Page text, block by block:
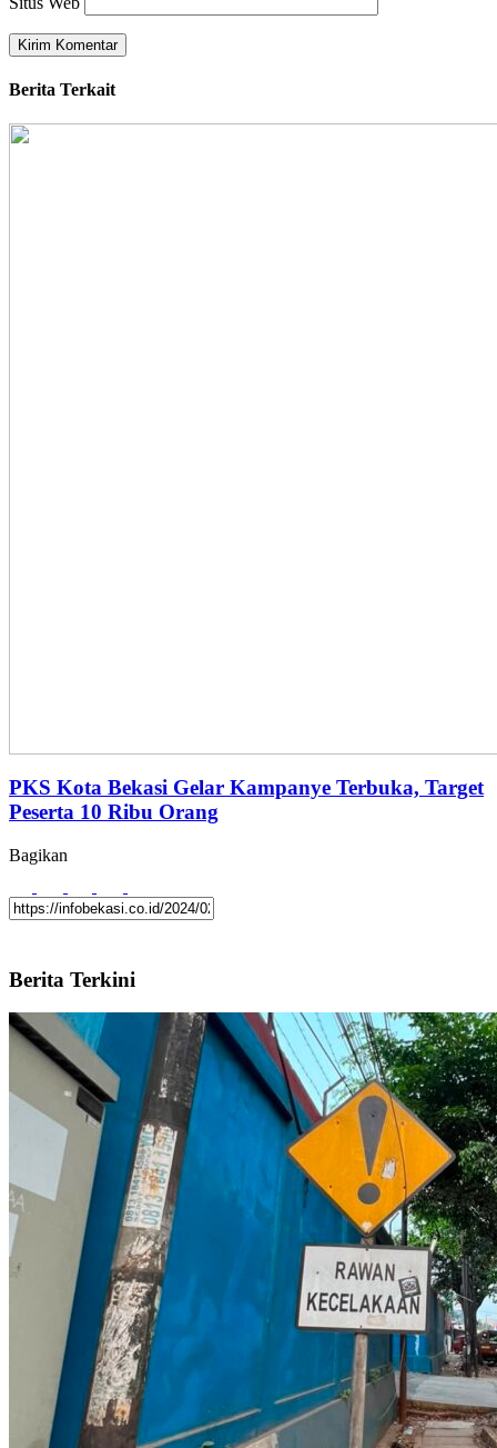
Berita Terkait
PKS Kota Bekasi Gelar Kampanye Terbuka, Target
Peserta 10 Ribu Orang
Bagikan
Berita Terkini